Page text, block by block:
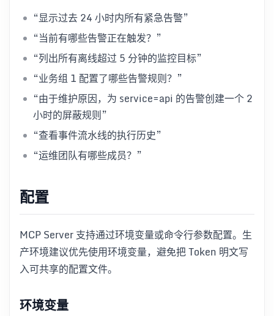
“显示过去 24 小时内所有紧急告警”
“当前有哪些告警正在触发？”
“列出所有离线超过 5 分钟的监控目标”
“业务组 1 配置了哪些告警规则？”
“由于维护原因，为 service=api 的告警创建一个 2
小时的屏蔽规则”
“查看事件流水线的执行历史”
“运维团队有哪些成员？”
配置
MCP Server 支持通过环境变量或命令行参数配置。生
产环境建议优先使用环境变量，避免把 Token 明文写
入可共享的配置文件。
环境变量